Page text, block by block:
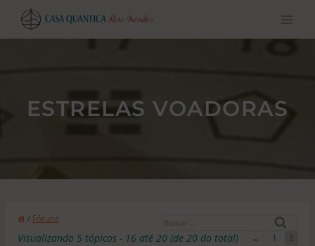
Pular
para
o
ESTRELAS VOADORAS
B
u
/ Fóruns
Visualizando 5 tópicos - 16 até 20 (de 20 do total) ← 1 2